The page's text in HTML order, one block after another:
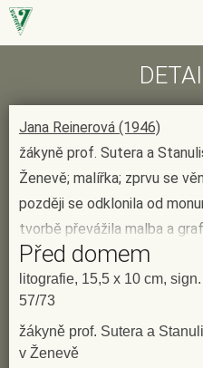
Jana Reinerová (1946)
žákyně prof. Sutera a
Ženevě; malířka; zprvu se
později se odklonila od
tvorbě převážila malba a
zajímá ji architektura,
zachycuje (Praha, Paříž,
Vodňany); sepětí
obohatilo o krajinářské
motivů nachází často
Před domem
litografie, 15,5 x 10 cm,
57/73
žákyně prof. Sutera a
v Ženevě